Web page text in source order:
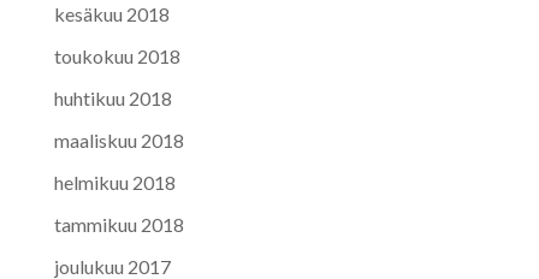
kesäkuu 2018
toukokuu 2018
huhtikuu 2018
maaliskuu 2018
helmikuu 2018
tammikuu 2018
joulukuu 2017